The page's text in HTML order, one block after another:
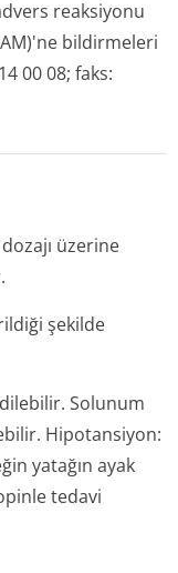
reaksiyonu
bildirmeleri
00 08; faks:
üzerine
şekilde
Solunum
Hipotansiyon:
yatağın ayak
tedavi